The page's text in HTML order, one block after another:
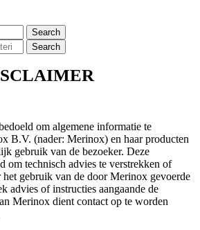
om algemene informatie te
B.V. (nader: Merinox) en haar producten
gebruik van de bezoeker. Deze
om technisch advies te verstrekken of
het gebruik van de door Merinox gevoerde
advies of instructies aangaande de
Merinox dient contact op te worden